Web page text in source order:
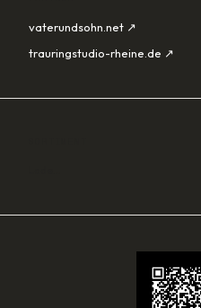
vaterundsohn.net ↗
trauringstudio-rheine.de ↗